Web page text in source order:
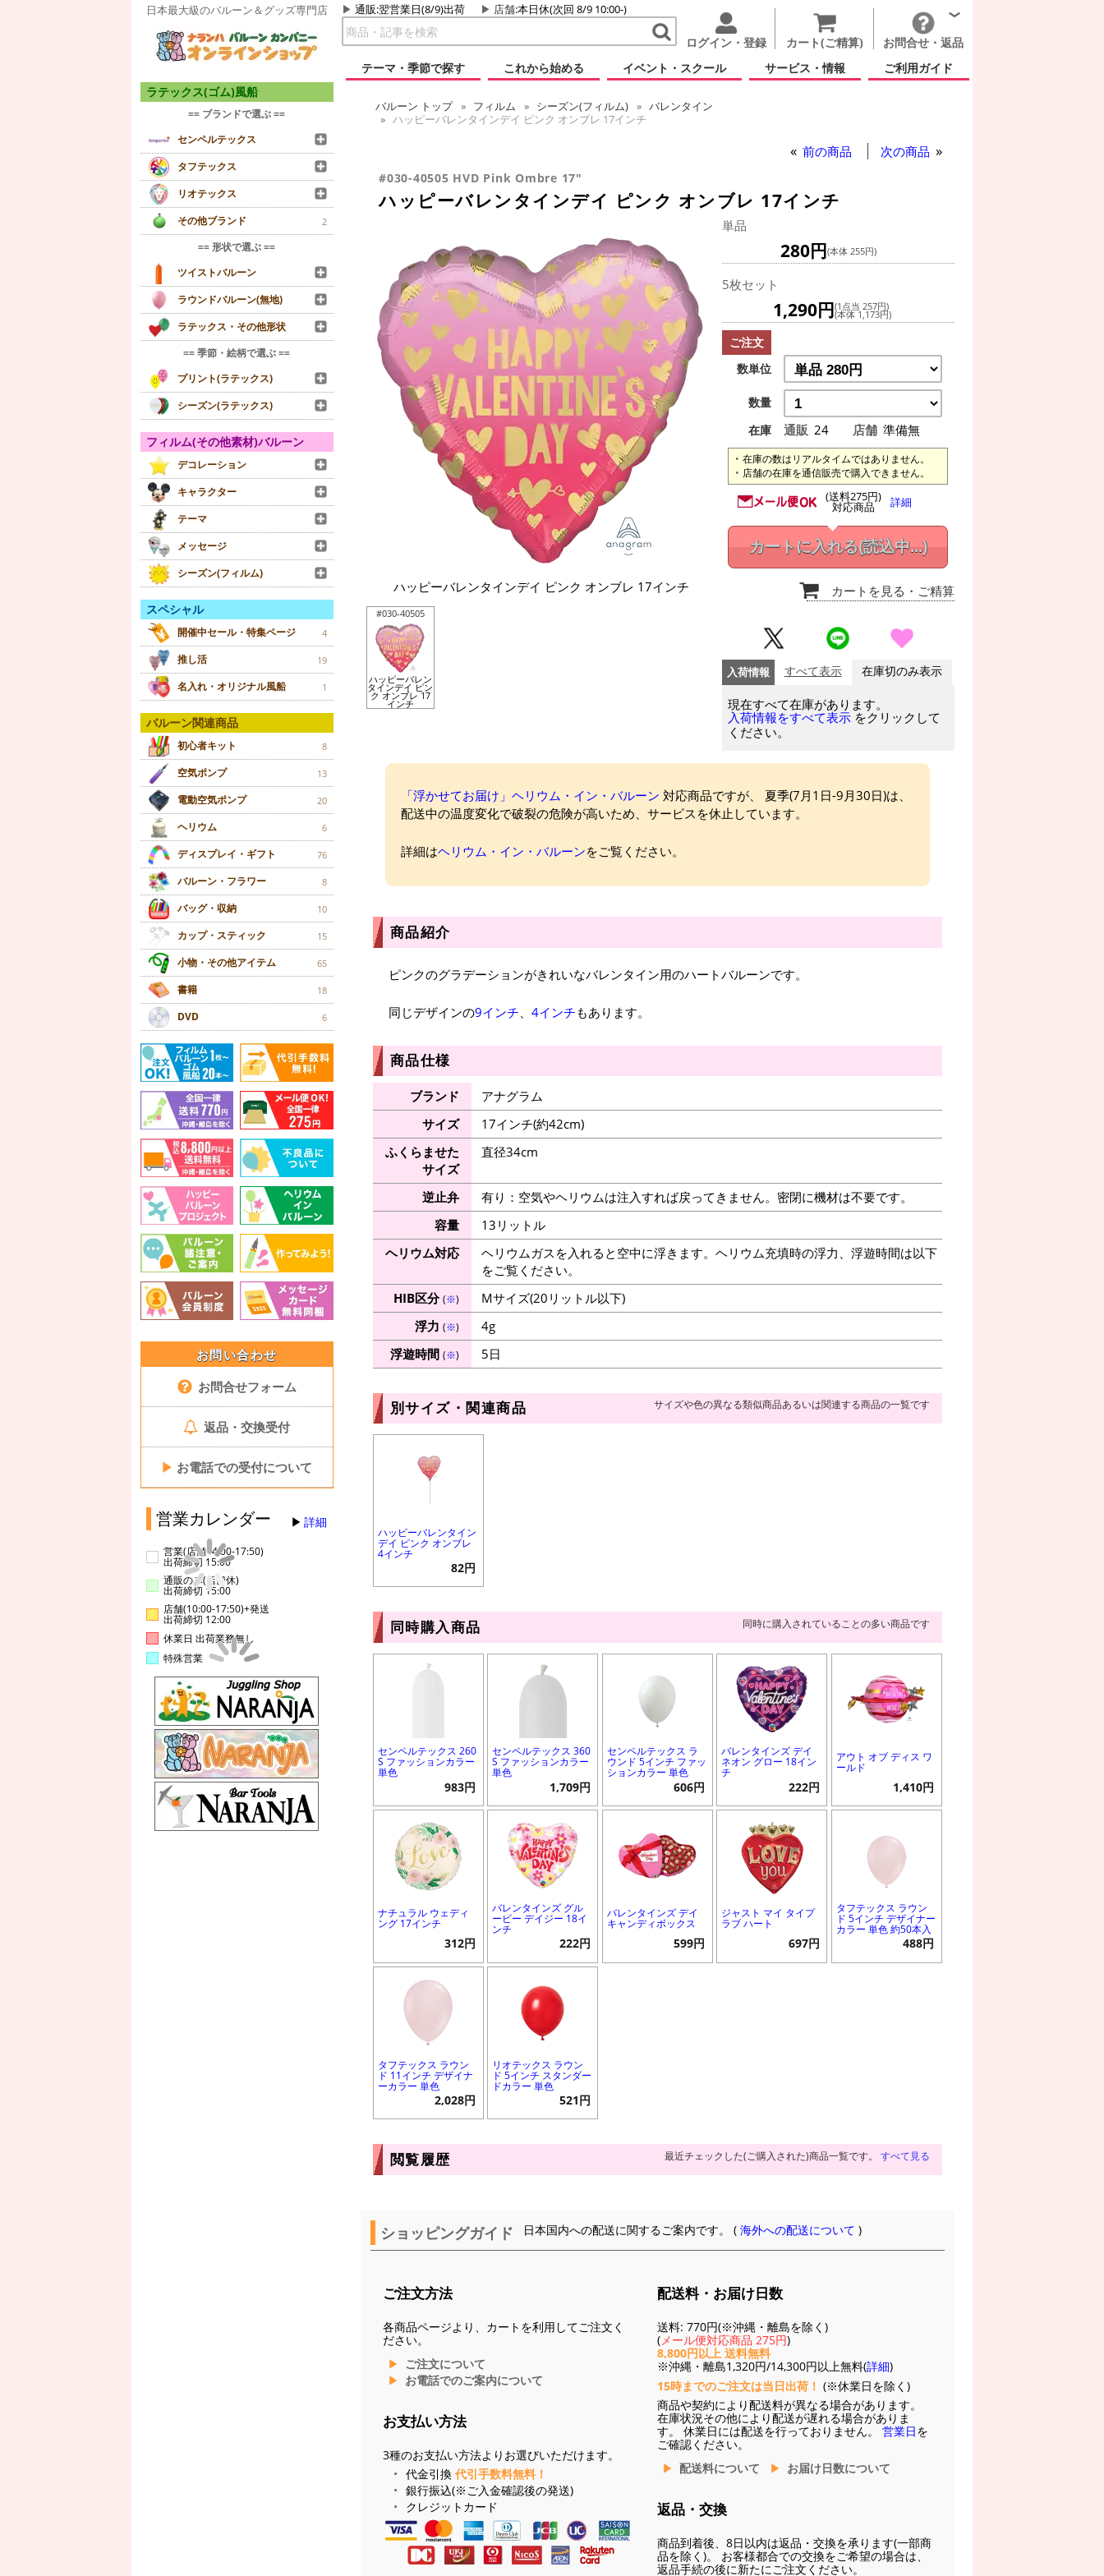
日本最大級のバルーン＆グッズ専門店 通販:翌営業日(8/9)出荷 店舗:本日休(次回 8/9 10:00-)
ログイン・登録 カート(ご精算)
お問合せ・返品
テーマ・季節で探す
これから始める イベント・スクール サービス・情報 ご利用ガイド
ラテックス(ゴム)風船
== ブランドで選ぶ ==
センペルテックス
タフテックス
リオテックス
その他ブランド
2
== 形状で選ぶ ==
ツイストバルーン
ラウンドバルーン(無地)
ラテックス・その他形状
== 季節・絵柄で選ぶ ==
プリント(ラテックス)
シーズン(ラテックス)
フィルム(その他素材)バルーン
デコレーション
キャラクター
テーマ
メッセージ
シーズン(フィルム)
スペシャル
開催中セール・特集ページ 4
推し活 19
名入れ・オリジナル風船 1
バルーン関連商品
初心者キット 8
空気ポンプ 13
電動空気ポンプ 20
ヘリウム 6
ディスプレイ・ギフト 76
バルーン・フラワー 8
バッグ・収納 10
カップ・スティック 15
小物・その他アイテム 65
書籍 18
DVD 6
お問い合わせ
お問合せフォーム
返品・交換受付
▶ お電話での受付について
営業カレンダー 詳細
営業(店舗14:00-17:50)
出荷締切 15:00
通販のみ(店舗休)
出荷締切 15:00
店舗(10:00-17:50)+発送
出荷締切 12:00
休業日 出荷業務無し
特殊営業
バルーン トップ フィルム シーズン(フィルム)
バレンタイン
ハッピーバレンタインデイ ピンク オンブレ 17インチ
前の商品 次の商品
#030-40505 HVD Pink Ombre 17"
ハッピーバレンタインデイ ピンク オンブレ 17インチ
ハッピーバレンタインデイ ピンク オンブレ 17インチ
#030-40505
ハッピーバレン
タインデイ ピン
ク オンブレ 17
インチ
単品
280円(本体 255円)
5枚セット
1,290円(1点当 257円)
(本体 1,173円)
ご注文
数単位
数量
在庫
通販 24 店舗 準備無
在庫の数はリアルタイムではありません。
店舗の在庫を通信販売で購入できません。
(送料275円)
対応商品 詳細
カートに入れる(読込中...)
カートを見る ・ご精算
入荷情報 すべて表示 在庫切のみ表示
現在すべて在庫があります。
入荷情報をすべて表示 をクリックして
ください。
「浮かせてお届け」ヘリウム・イン・バルーン 対応商品ですが、 夏季(7月1日-9月30日)は、
配送中の温度変化で破裂の危険が高いため、サービスを休止しています。
詳細はヘリウム・イン・バルーンをご覧ください。
商品紹介
ピンクのグラデーションがきれいなバレンタイン用のハートバルーンです。
同じデザインの9インチ 4インチもあります。
商品仕様
ブランド
アナグラム
サイズ
17インチ(約42cm)
ふくらませた
サイズ
直径34cm
逆止弁
有り：空気やヘリウムは注入すれば戻ってきません。密閉に機材は不要です。
容量
13リットル
ヘリウム対応
ヘリウムガスを入れると空中に浮きます。ヘリウム充填時の浮力、浮遊時間は以下
をご覧ください。
HIB区分(※)
Mサイズ(20リットル以下)
浮力 (※)
4g
浮遊時間 (※) 5日
別サイズ・関連商品 サイズや色の異なる類似商品あるいは関連する商品の一覧です
ハッピーバレンタイン
デイ ピンク オンブレ
4インチ
82円
同時購入商品 同時に購入されていることの多い商品です
センペルテックス 260
S ファッションカラー
単色
983円
センペルテックス 360
S ファッションカラー
単色
1,709円
センペルテックス ラ
ウンド 5インチ ファッ
ションカラー 単色
606円
バレンタインズ デイ
ネオン グロー 18イン
チ
222円
アウト オブ ディス ワ
ールド
1,410円
ナチュラル ウェディ
ング 17インチ
312円
バレンタインズ グル
ービー デイジー 18イ
ンチ
222円
バレンタインズ デイ
キャンディボックス
599円
ジャスト マイ タイプ
ラブ ハート
697円
タフテックス ラウン
ド 5インチ デザイナー
カラー 単色 約50本入
488円
タフテックス ラウン
ド 11インチ デザイナ
ーカラー 単色
2,028円
リオテックス ラウン
ド 5インチ スタンダー
ドカラー 単色
521円
閲覧履歴 最近チェックした(ご購入された)商品一覧です。 すべて見る
ショッピングガイド 日本国内への配送に関するご案内です。 (海外への配送について )
ご注文方法
各商品ページより、カートを利用してご注文く
ださい。
ご注文について
お電話でのご案内について
お支払い方法
3種のお支払い方法よりお選びいただけます。
代金引換 代引手数料無料！
銀行振込(※ご入金確認後の発送)
クレジットカード
配送料・お届け日数
送料: 770円(※沖縄・離島を除く)
(メール便対応商品 275円)
8,800円以上 送料無料
※沖縄・離島1,320円/14,300円以上無料(詳細)
15時までのご注文は当日出荷！ (※休業日を除く)
商品や契約により配送料が異なる場合があります。
在庫状況その他により配送が遅れる場合がありま
す。 休業日には配送を行っておりません。 営業日を
ご確認ください。
配送料について
お届け日数について
返品・交換
商品到着後、8日以内は返品・交換を承ります(一部商
品を除く)。 お客様都合での交換をご希望の場合は、
返品手続の後に新たにご注文ください。